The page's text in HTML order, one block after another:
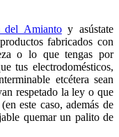
del Amiantoy asústate
fabricados con
o lo que tengas por
tus electrodomésticos,
etcétera sean
respetado la ley o que
este caso, además de
quemar un palito de